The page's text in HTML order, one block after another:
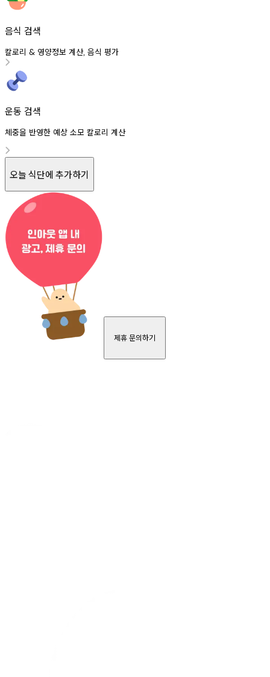
음식 검색
칼로리 & 영양정보 계산, 음식 평가
운동 검색
체중을 반영한 예상 소모 칼로리 계산
오늘 식단에 추가하기
제휴 문의하기